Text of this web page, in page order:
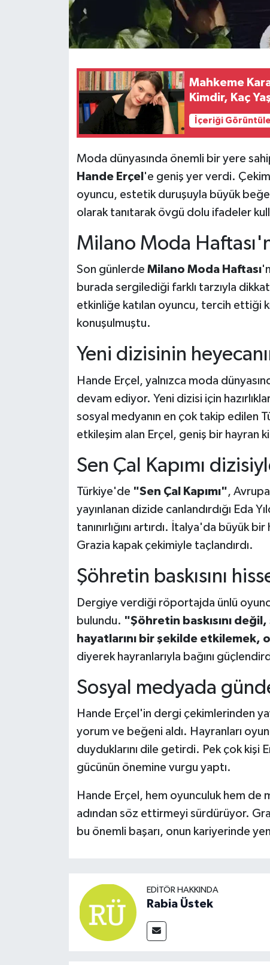
Mahkeme
Kimdir, Kaç
İçeriği Görüntüle
Moda dünyasında önemli bir yere
Hande Erçel 'e geniş yer verdi.
oyuncu, estetik duruşuyla büyük
olarak tanıtarak övgü dolu ifadeler
Milano Moda
Son günlerde Milano Moda Haftası
burada sergilediği farklı tarzıyla
etkinliğe katılan oyuncu, tercih ettiği
konuşulmuştu.
Yeni dizisinin
Hande Erçel, yalnızca moda
devam ediyor. Yeni dizisi için
sosyal medyanın en çok takip edilen
etkileşim alan Erçel, geniş bir hayran
Sen Çal Kapımı
Türkiye'de "Sen Çal Kapımı",
yayınlanan dizide canlandırdığı Eda
tanınırlığını artırdı. İtalya'da büyük
Grazia kapak çekimiyle taçlandırdı.
Şöhretin baskısını
Dergiye verdiği röportajda ünlü
bulundu. "Şöhretin baskısını
hayatlarını bir şekilde etkilemek,
diyerek hayranlarıyla bağını
Sosyal medyada
Hande Erçel'in dergi çekimlerinden
yorum ve beğeni aldı. Hayranları
duyduklarını dile getirdi. Pek çok kişi
gücünün önemine vurgu yaptı.
Hande Erçel, hem oyunculuk hem de
adından söz ettirmeyi sürdürüyor.
bu önemli başarı, onun kariyerinde
EDITÖR HAKKINDA
Rabia Üstek